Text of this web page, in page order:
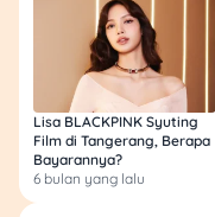
Lisa BLACKPINK Syuting
Film di Tangerang, Berapa
Bayarannya?
6 bulan yang lalu